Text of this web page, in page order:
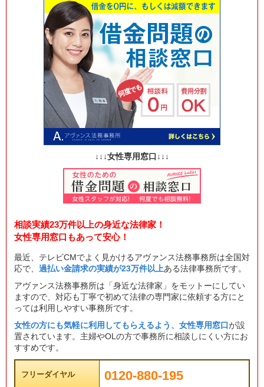
↓↓↓女性専用窓口↓↓↓
相談実績23万件以上の身近な法律家！
女性専用窓口もあって安心！
最近、テレビCMでよく見かけるアヴァンス法務事務所は全国対
応で、 過払い金請求の実績が23万件以上ある法律事務所です。
アヴァンス法務事務所は「身近な法律家」をモットーにしてい
ますので、対応も丁寧で初めて法律の専門家に依頼する方にと
っては利用しやすい事務所です。
女性の方にも気軽に利用してもらえるよう、女性専用窓口が設
置されています。主婦やOLの方で事務所に相談しにくい方にお
すすめです。
フリーダイヤル 0120-880-195